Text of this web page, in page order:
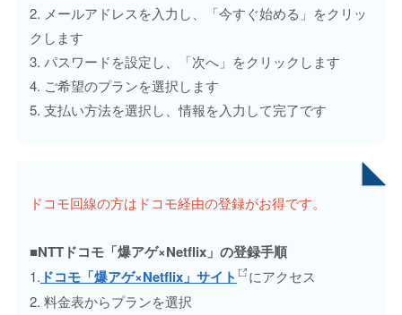
2. メールアドレスを入力し、「今すぐ始める」をクリッ
クします
3. パスワードを設定し、「次へ」をクリックします
4. ご希望のプランを選択します
5. 支払い方法を選択し、情報を入力して完了です
ドコモ回線の方はドコモ経由の登録がお得です。
■NTTドコモ「爆アゲ×Netflix」の登録手順
1. ドコモ「爆アゲ×Netflix」サイト
にアクセス
2. 料金表からプランを選択